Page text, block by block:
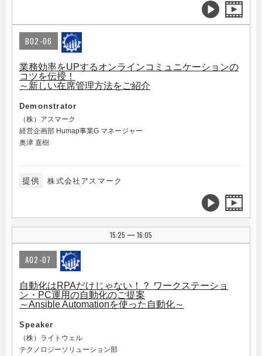
B02-06
業務効率をUPするオンラインコミュニケーションの
コツを伝授！
～新しい在席管理方法をご紹介
Demonstrator
（株）アスマーク
経営企画部 Humap事業G マネージャー
奥津 直樹
提供 株式会社アスマーク
15:25 | 16:05
A02-07
自動化はRPAだけじゃない！？ ワークステーショ
ン・PC運用の自動化のご提案
～Ansible Automationを使った自動化～
Speaker
（株）ライトウェル
テクノロジーソリューション部